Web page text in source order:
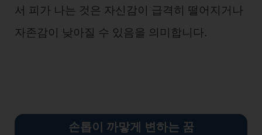
서 피가 나는 것은 자신감이 급격히 떨어지거나
자존감이 낮아질 수 있음을 의미합니다.
손톱이 까맣게 변하는 꿈